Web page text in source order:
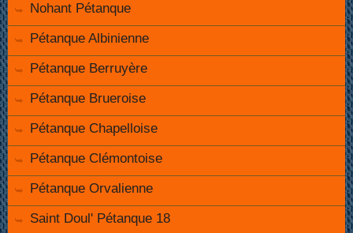
Nohant Pétanque
Pétanque Albinienne
Pétanque Berruyère
Pétanque Brueroise
Pétanque Chapelloise
Pétanque Clémontoise
Pétanque Orvalienne
Saint Doul' Pétanque 18